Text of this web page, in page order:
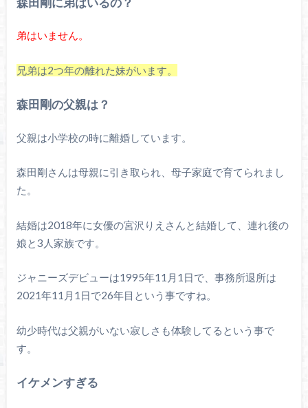
弟はいません。
兄弟は2つ年の離れた妹がいます。
森田剛の父親は？
父親は小学校の時に離婚しています。
森田剛さんは母親に引き取られ、母子家庭で育てられまし
た。
結婚は2018年に女優の宮沢りえさんと結婚して、連れ後の
娘と3人家族です。
ジャニーズデビューは1995年11月1日で、事務所退所は
2021年11月1日で26年目という事ですね。
幼少時代は父親がいない寂しさも体験してるという事で
す。
イケメンすぎる